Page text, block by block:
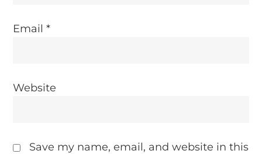
Email*
Website
Save my name, email, and website in this